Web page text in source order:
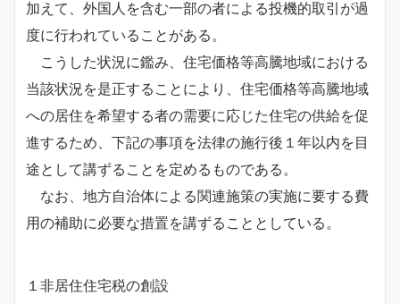
加えて、外国人を含む一部の者による投機的取引が過
度に行われていることがある。
こうした状況に鑑み、住宅価格等高騰地域における
当該状況を是正することにより、住宅価格等高騰地域
への居住を希望する者の需要に応じた住宅の供給を促
進するため、下記の事項を法律の施行後１年以内を目
途として講ずることを定めるものである。
なお、地方自治体による関連施策の実施に要する費
用の補助に必要な措置を講ずることとしている。
１非居住住宅税の創設